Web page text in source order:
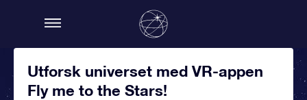
Utforsk universet med VR-appen
Fly me to the Stars!